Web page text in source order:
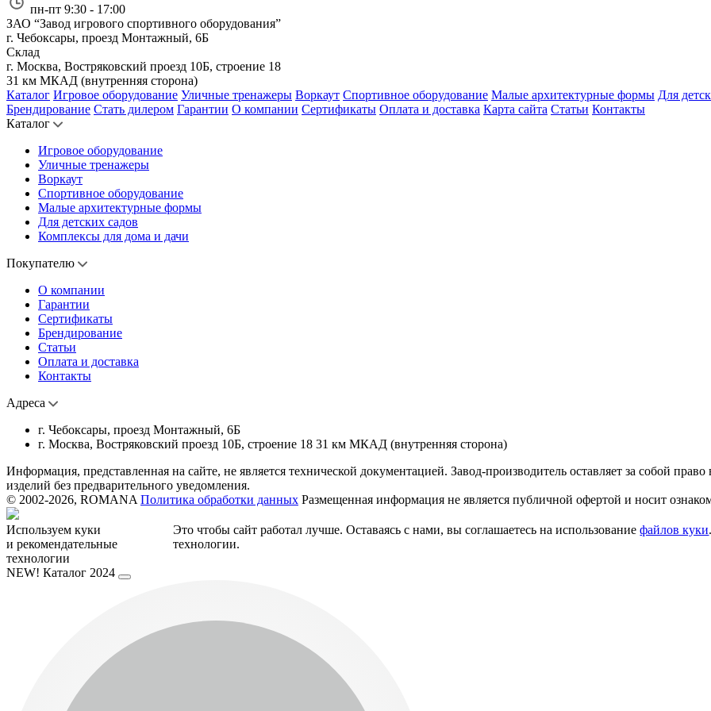
пн-пт 9:30 - 17:00
ЗАО “Завод игрового спортивного оборудования”
г. Чебоксары, проезд Монтажный, 6Б
Склад
г. Москва, Востряковский проезд 10Б, строение 18
31 км МКАД (внутренняя сторона)
Каталог Игровое оборудование Уличные тренажеры Воркаут Спортивное оборудование Малые архитектурные формы Для
Брендирование Стать дилером Гарантии О компании Сертификаты Оплата и доставка Карта сайта Статьи Контакты
Каталог
Игровое оборудование
Уличные тренажеры
Воркаут
Спортивное оборудование
Малые архитектурные формы
Для детских садов
Комплексы для дома и дачи
Покупателю
О компании
Гарантии
Сертификаты
Брендирование
Статьи
Оплата и доставка
Контакты
Адреса
г. Чебоксары, проезд Монтажный, 6Б
г. Москва, Востряковский проезд 10Б, строение 18 31 км МКАД (внутренняя сторона)
Информация, представленная на сайте, не является технической документацией. Завод-производитель оставляет за собой
изделий без предварительного уведомления.
© 2002-2026, ROMANA Политика обработки данных Размещенная информация не является публичной офертой и носит
Используем куки
и рекомендательные
технологии
Это чтобы сайт работал лучше. Оставаясь с нами, вы соглашаетесь на использованиефайлов куки
технологии.
NEW! Каталог 2024